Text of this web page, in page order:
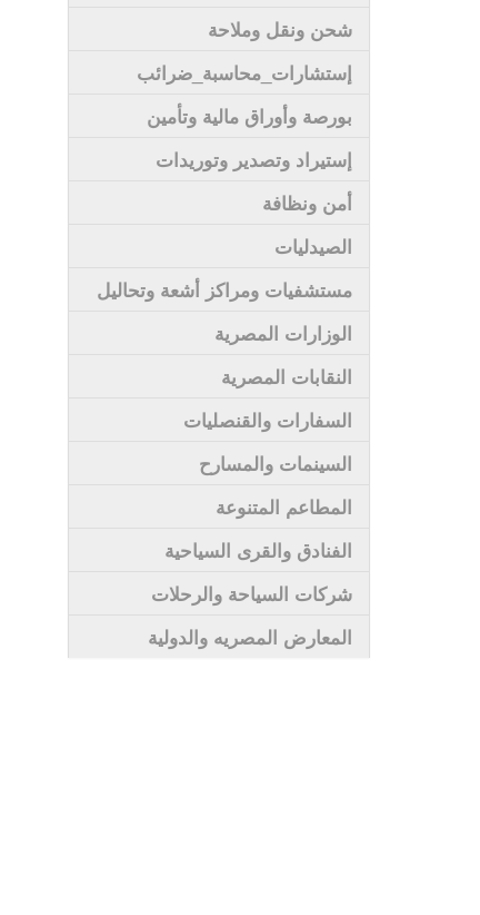
شحن ونقل وملاحة
إستشارات_محاسبة_ضرائب
بورصة وأوراق مالية وتأمين
إستيراد وتصدير وتوريدات
أمن ونظافة
الصيدليات
مستشفيات ومراكز أشعة وتحاليل
الوزارات المصرية
النقابات المصرية
السفارات والقنصليات
السينمات والمسارح
المطاعم المتنوعة
الفنادق والقرى السياحية
شركات السياحة والرحلات
المعارض المصريه والدولية